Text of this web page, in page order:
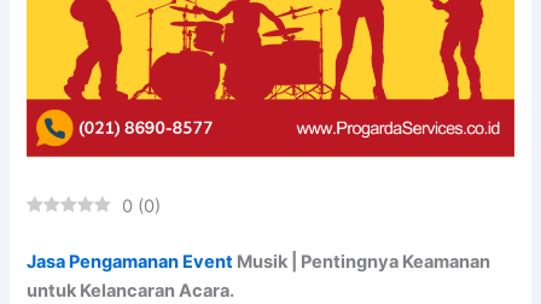
0 (0)
Jasa Pengamanan Event Musik | Pentingnya Keamanan
untuk Kelancaran Acara.